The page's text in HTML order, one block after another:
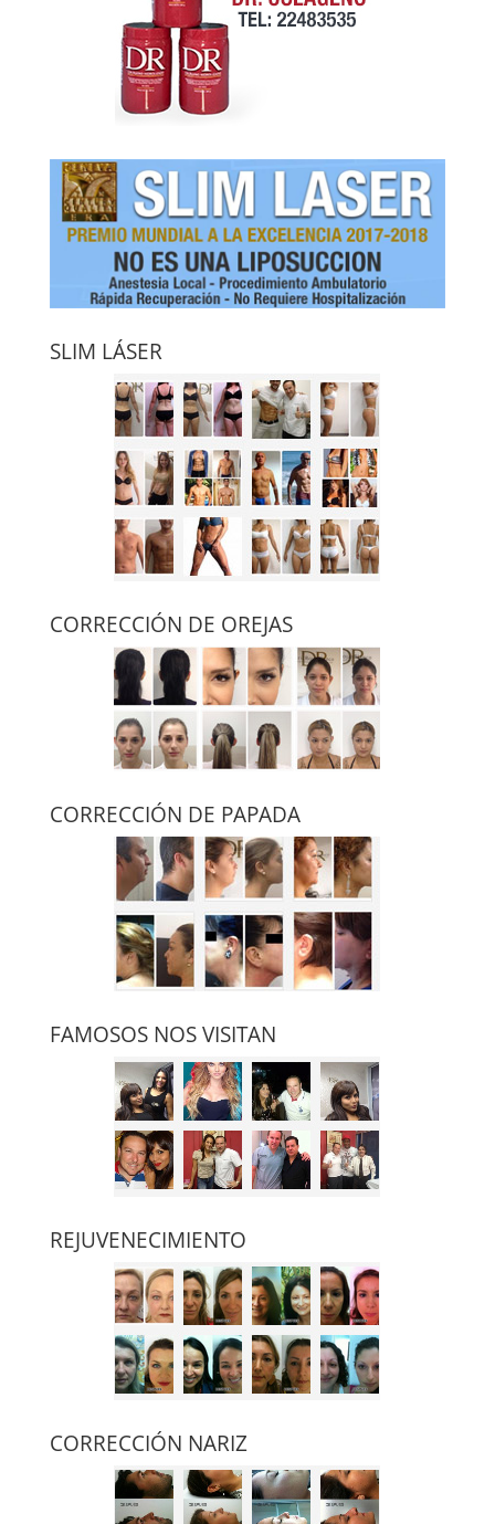
SLIM LÁSER
CORRECCIÓN DE OREJAS
CORRECCIÓN DE PAPADA
FAMOSOS NOS VISITAN
REJUVENECIMIENTO
CORRECCIÓN NARIZ